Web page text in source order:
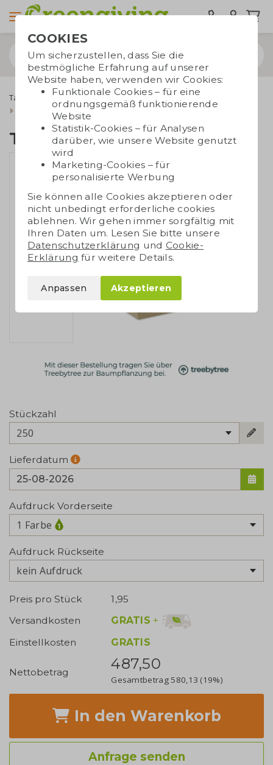
Taschen bedrucken Tragetaschen
Papiertüten
Recycelte Papiertaschen
Tasche Graspapier XL
Tasche Graspapier XL
Stückzahl
250
Lieferdatum
Aufdruck Vorderseite
1 Farbe
Aufdruck Rückseite
kein Aufdruck
Preis pro Stück
1,95
Versandkosten
GRATIS +
Einstellkosten
GRATIS
Nettobetrag 487,50
Gesamtbetrag 580,13 (19%)
In den Warenkorb
Anfrage senden
COOKIES
Um sicherzustellen, dass Sie die
bestmögliche Erfahrung auf unserer
Website haben, verwenden wir Cookies:
Funktionale Cookies – für eine
ordnungsgemäß funktionierende
Website
Statistik-Cookies – für Analysen
darüber, wie unsere Website genutzt
wird
Marketing-Cookies – für
personalisierte Werbung
Sie können alle Cookies akzeptieren oder
nicht unbedingt erforderliche cookies
ablehnen. Wir gehen immer sorgfältig mit
Ihren Daten um. Lesen Sie bitte unsere
Datenschutzerklärung und Cookie-
Erklärung für weitere Details.
Anpassen Akzeptieren